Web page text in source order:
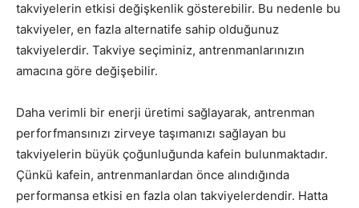
takviyelerin etkisi değişkenlik gösterebilir. Bu nedenle bu
takviyeler, en fazla alternatife sahip olduğunuz
takviyelerdir. Takviye seçiminiz, antrenmanlarınızın
amacına göre değişebilir.
Daha verimli bir enerji üretimi sağlayarak, antrenman
perforfmansınızı zirveye taşımanızı sağlayan bu
takviyelerin büyük çoğunluğunda kafein bulunmaktadır.
Çünkü kafein, antrenmanlardan önce alındığında
performansa etkisi en fazla olan takviyelerdendir. Hatta